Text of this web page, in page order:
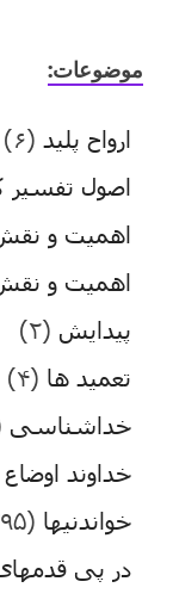
موضوعات:
ارواح پلید (۶)
اصول
اهمیت و
اهمیت و
پیدایش (۲)
تعمید ها (۴)
خداشناسی
خداوند
خواندنیها (۲۹۵)
در پی